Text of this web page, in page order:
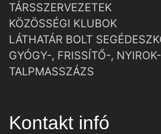
TÁRSSZERVEZETEK
KÖZÖSSÉGI KLUBOK
LÁTHATÁR BOLT
GYÓGY-, FRISSÍTŐ-,
TALPMASSZÁZS
Kontakt infó